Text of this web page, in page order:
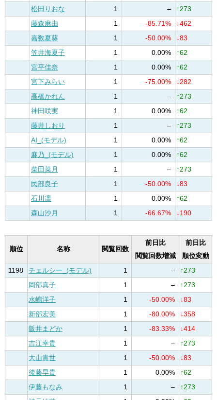
松田りおな
1 –
↑273
藤森麻由
1 -85.71%
↓462
嘉数夏葵
1 -50.00%
↓83
笠井海夏子
1 0.00%
↑62
宮平佳奈
1 0.00%
↑62
宮下みらい
1 -75.00%
↓282
高橋かれん
1 –
↑273
神田咲実
1 0.00%
↑62
藤井しおり
1 –
↑273
AI_(モデル)
1 0.00%
↑62
麻乃_(モデル)
1 0.00%
↑62
柴田菜月
1 –
↑273
民部良子
1 -50.00%
↓83
石川凛
1 0.00%
↑62
森山沙月
1 -66.67% ↓190
順位 名称 閲覧回数
前日比
閲覧回数増減
前日比
順位変動
1198
チェルシー_(モデル) 1 –
↑273
岡部真子
1 –
↑273
水嶋洋子
1 -50.00%
↓83
新部宏美
1 -80.00%
↓358
阪井まどか
1 -83.33%
↓414
吉江幸貴
1 –
↑273
大山貴世
1 -50.00%
↓83
後藤早貴
1 0.00%
↑62
伊藤もなみ
1 –
↑273